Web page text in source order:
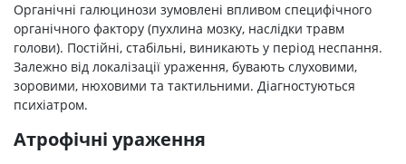
Органічні галюцинози зумовлені впливом специфічного
органічного фактору (пухлина мозку, наслідки травм
голови). Постійні, стабільні, виникають у період неспання.
Залежно від локалізації ураження, бувають слуховими,
зоровими, нюховими та тактильними. Діагностуються
психіатром.
Атрофічні ураження